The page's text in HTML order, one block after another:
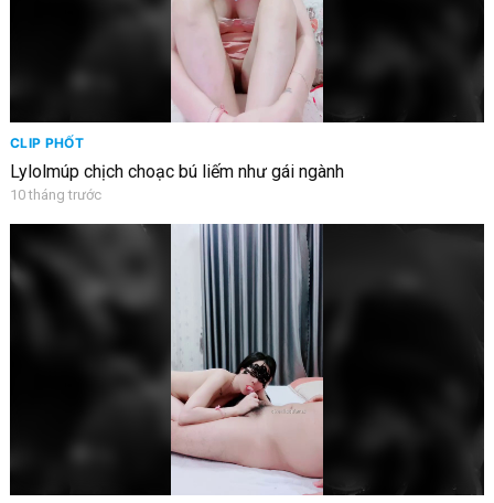
CLIP PHỐT
Lylolmúp chịch choạc bú liếm như gái ngành
10 tháng trước